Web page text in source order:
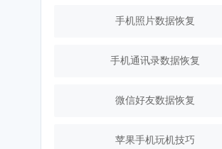
手机照片数据恢复
手机通讯录数据恢复
微信好友数据恢复
苹果手机玩机技巧